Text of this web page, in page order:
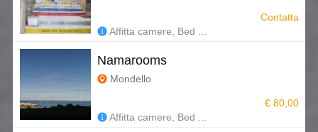
Affitta camere, Bed ...
Contatta
Namarooms
Mondello
Affitta camere, Bed ...
€ 80,00